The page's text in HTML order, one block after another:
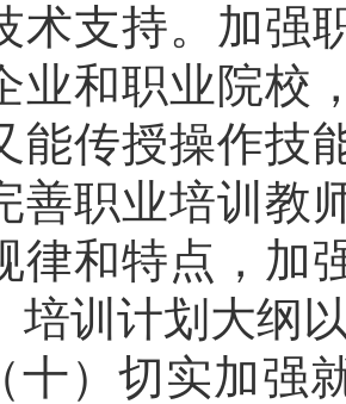
术支持。加强
业和职业院校
能传授操作技
善职业培训教
律和特点，加
培训计划大纲
）切实加强